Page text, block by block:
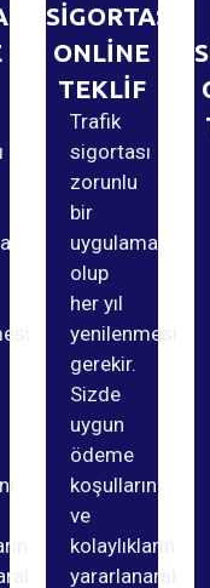
SİGORTASI
ONLİNE
TEKLİF
Trafik
sigortası
zorunlu
bir
uygulama
olup
her yıl
yenilenmesi
gerekir.
Sizde
uygun
ödeme
koşullarını
ve
kolaylıklarından
yararlanarak